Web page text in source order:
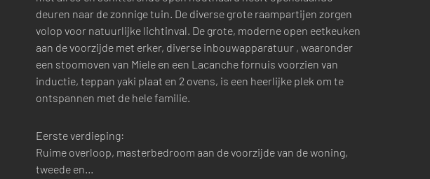
deuren naar de zonnige tuin. De diverse grote raampartijen zorgen
volop voor natuurlijke lichtinval. De grote, moderne open eetkeuken
aan de voorzijde met erker, diverse inbouwapparatuur , waaronder
een stoomoven van Miele en een Lacanche fornuis voorzien van
inductie, teppan yaki plaat en 2 ovens, is een heerlijke plek om te
ontspannen met de hele familie.
Eerste verdieping:
Ruime overloop, masterbedroom aan de voorzijde van de woning,
tweede en…